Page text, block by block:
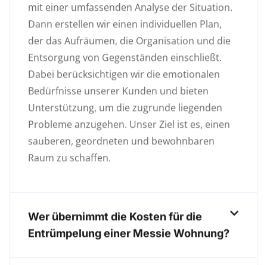
mit einer umfassenden Analyse der Situation.
Dann erstellen wir einen individuellen Plan,
der das Aufräumen, die Organisation und die
Entsorgung von Gegenständen einschließt.
Dabei berücksichtigen wir die emotionalen
Bedürfnisse unserer Kunden und bieten
Unterstützung, um die zugrunde liegenden
Probleme anzugehen. Unser Ziel ist es, einen
sauberen, geordneten und bewohnbaren
Raum zu schaffen.
Wer übernimmt die Kosten für die
Entrümpelung einer Messie Wohnung?